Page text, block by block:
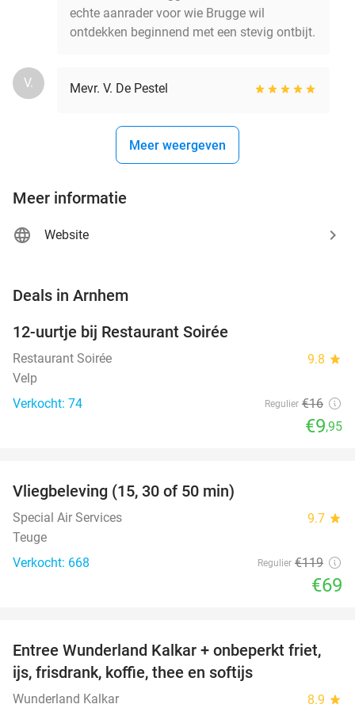
echte aanrader voor wie Brugge wil
ontdekken beginnend met een stevig ontbijt.
V. Mevr. V. De Pestel
Meer weergeven
Meer informatie
Website
Deals in Arnhem
12-uurtje bij Restaurant Soirée
Restaurant Soirée 9.8 star
Velp
Verkocht: 74
Regulier €16
€9,95
Vliegbeleving (15, 30 of 50 min)
Special Air Services 9.7 star
Teuge
Verkocht: 668
Regulier €119
€69
32%
Entree Wunderland Kalkar + onbeperkt friet,
ijs, frisdrank, koffie, thee en softijs
Wunderland Kalkar 8.9 star